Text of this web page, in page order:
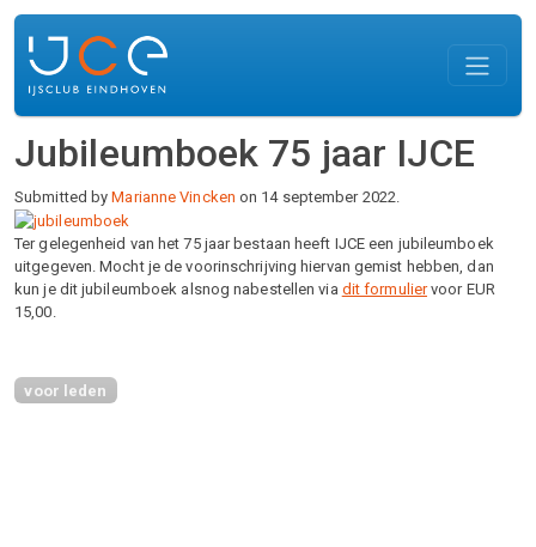
Overslaan en naar de inhoud gaan
Jubileumboek 75 jaar IJCE
Submitted byMarianne Vincken on 14 september 2022.
Ter gelegenheid van het 75 jaar bestaan heeft IJCE een jubileumboek
uitgegeven. Mocht je de voorinschrijving hiervan gemist hebben, dan
kun je dit jubileumboek alsnog nabestellen via dit formuliervoor EUR
15,00.
voor leden